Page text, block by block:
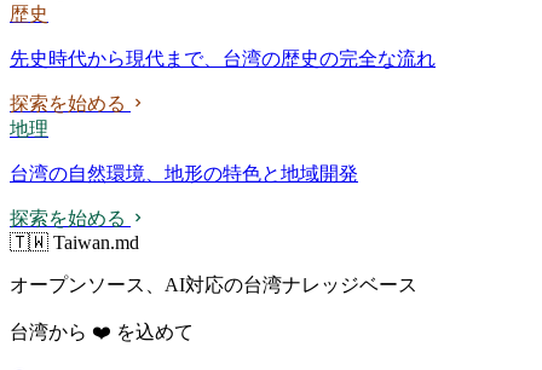
歴史
先史時代から現代まで、台湾の歴史の完全な流れ
探索を始める
地理
台湾の自然環境、地形の特色と地域開発
探索を始める
🇹🇼 Taiwan.md
オープンソース、AI対応の台湾ナレッジベース
台湾から ❤️ を込めて